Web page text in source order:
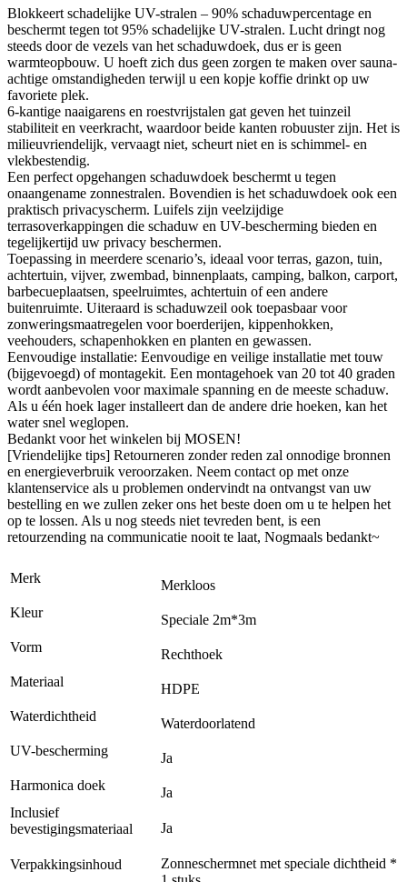
Blokkeert schadelijke UV-stralen – 90% schaduwpercentage en
beschermt tegen tot 95% schadelijke UV-stralen. Lucht dringt nog
steeds door de vezels van het schaduwdoek, dus er is geen
warmteopbouw. U hoeft zich dus geen zorgen te maken over sauna-
achtige omstandigheden terwijl u een kopje koffie drinkt op uw
favoriete plek.
6-kantige naaigarens en roestvrijstalen gat geven het tuinzeil
stabiliteit en veerkracht, waardoor beide kanten robuuster zijn. Het is
milieuvriendelijk, vervaagt niet, scheurt niet en is schimmel- en
vlekbestendig.
Een perfect opgehangen schaduwdoek beschermt u tegen
onaangename zonnestralen. Bovendien is het schaduwdoek ook een
praktisch privacyscherm. Luifels zijn veelzijdige
terrasoverkappingen die schaduw en UV-bescherming bieden en
tegelijkertijd uw privacy beschermen.
Toepassing in meerdere scenario’s, ideaal voor terras, gazon, tuin,
achtertuin, vijver, zwembad, binnenplaats, camping, balkon, carport,
barbecueplaatsen, speelruimtes, achtertuin of een andere
buitenruimte. Uiteraard is schaduwzeil ook toepasbaar voor
zonweringsmaatregelen voor boerderijen, kippenhokken,
veehouders, schapenhokken en planten en gewassen.
Eenvoudige installatie: Eenvoudige en veilige installatie met touw
(bijgevoegd) of montagekit. Een montagehoek van 20 tot 40 graden
wordt aanbevolen voor maximale spanning en de meeste schaduw.
Als u één hoek lager installeert dan de andere drie hoeken, kan het
water snel weglopen.
Bedankt voor het winkelen bij MOSEN!
[Vriendelijke tips] Retourneren zonder reden zal onnodige bronnen
en energieverbruik veroorzaken. Neem contact op met onze
klantenservice als u problemen ondervindt na ontvangst van uw
bestelling en we zullen zeker ons het beste doen om u te helpen het
op te lossen. Als u nog steeds niet tevreden bent, is een
retourzending na communicatie nooit te laat, Nogmaals bedankt~
Merk
Merkloos
Kleur
Speciale 2m*3m
Vorm
Rechthoek
Materiaal
HDPE
Waterdichtheid
Waterdoorlatend
UV-bescherming
Ja
Harmonica doek
Ja
Inclusief
bevestigingsmateriaal
Ja
Verpakkingsinhoud
Zonneschermnet met speciale dichtheid *